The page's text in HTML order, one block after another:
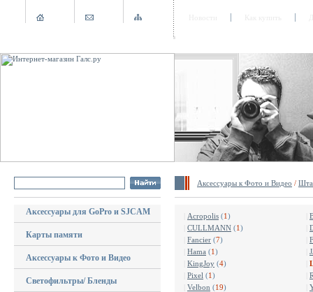
Аксессуары к Фото и Видео /
Аксессуары для GoPro и SJCAM
Карты памяти
Аксессуары к Фото и Видео
Светофильтры/ Бленды
Acropolis (1)
CULLMANN (1)
Fancier (7)
Hama (1)
KingJoy (4)
Pixel (1)
Velbon (19)